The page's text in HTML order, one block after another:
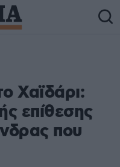
Χαϊδάρι:
επίθεσης
που